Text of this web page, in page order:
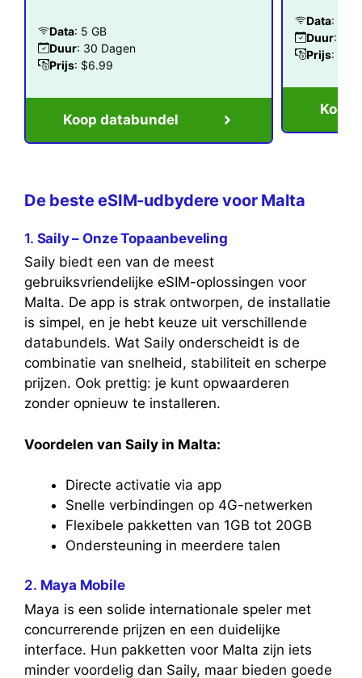
Data: 5 GB
Duur: 30 Dagen
Prijs: $6.99
Koop databundel
Data: 1 GB
Duur: 7
Prijs:
Koop
De beste eSIM-udbydere voor Malta
1. Saily – Onze Topaanbeveling
Saily biedt een van de meest
gebruiksvriendelijke eSIM-oplossingen voor
Malta. De app is strak ontworpen, de installatie
is simpel, en je hebt keuze uit verschillende
databundels. Wat Saily onderscheidt is de
combinatie van snelheid, stabiliteit en scherpe
prijzen. Ook prettig: je kunt opwaarderen
zonder opnieuw te installeren.
Voordelen van Saily in Malta:
Directe activatie via app
Snelle verbindingen op 4G-netwerken
Flexibele pakketten van 1GB tot 20GB
Ondersteuning in meerdere talen
2. Maya Mobile
Maya is een solide internationale speler met
concurrerende prijzen en een duidelijke
interface. Hun pakketten voor Malta zijn iets
minder voordelig dan Saily, maar bieden goede